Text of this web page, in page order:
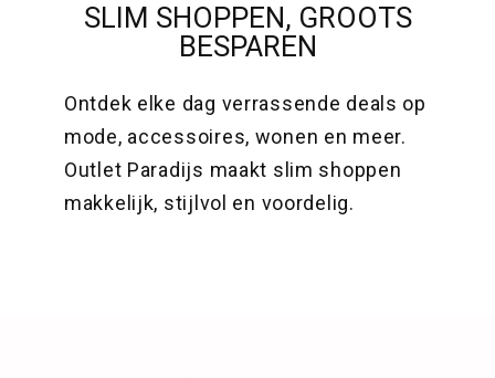
SLIM SHOPPEN, GROOTS
BESPAREN
Ontdek elke dag verrassende deals op
mode, accessoires, wonen en meer.
Outlet Paradijs maakt slim shoppen
makkelijk, stijlvol en voordelig.